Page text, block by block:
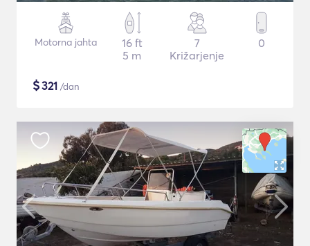
Motorna jahta
16 ft
5 m
7
Križarjenje
0
$321 /dan